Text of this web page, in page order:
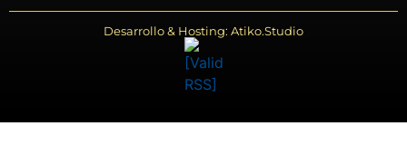
Desarrollo & Hosting: Atiko.Studio